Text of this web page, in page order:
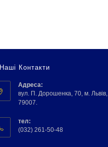
Наші Контакти
Адреса:
вул. П. Дорошенка, 70, м. Львів,
79007.
тел:
(032) 261-50-48